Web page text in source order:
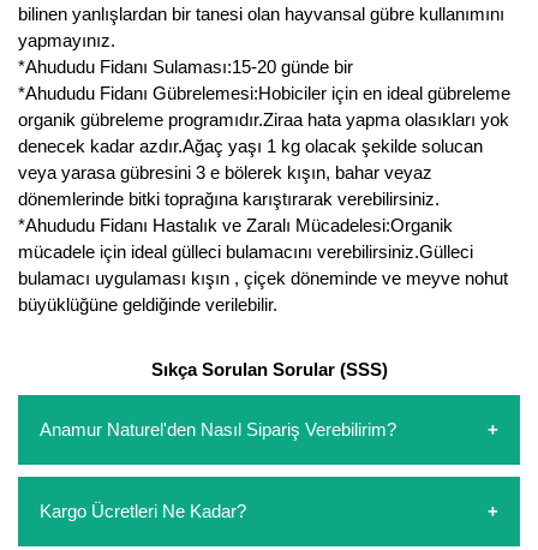
bilinen yanlışlardan bir tanesi olan hayvansal gübre kullanımını
yapmayınız.
*Ahududu Fidanı Sulaması:15-20 günde bir
*Ahududu Fidanı Gübrelemesi:Hobiciler için en ideal gübreleme
organik gübreleme programıdır.Ziraa hata yapma olasıkları yok
denecek kadar azdır.Ağaç yaşı 1 kg olacak şekilde solucan
veya yarasa gübresini 3 e bölerek kışın, bahar veyaz
dönemlerinde bitki toprağına karıştırarak verebilirsiniz.
*Ahududu Fidanı Hastalık ve Zaralı Mücadelesi:Organik
mücadele için ideal gülleci bulamacını verebilirsiniz.Gülleci
bulamacı uygulaması kışın , çiçek döneminde ve meyve nohut
büyüklüğüne geldiğinde verilebilir.
Sıkça Sorulan Sorular (SSS)
Anamur Naturel'den Nasıl Sipariş Verebilirim?
oluşturarak,iletişim numaralarımızdan bizi arayarak veya
whatsapp hattımızdan bizlere isteklerinizi yazarak sipariş
Kargo Ücretleri Ne Kadar?
Nadir Çeşit Meyveler
Nar Fidanı
Narenciye Fidanları
Nektarin Fidanı
Papaya Fidanı
Pepino Fidanı
Trabzon Hurması Fidanı